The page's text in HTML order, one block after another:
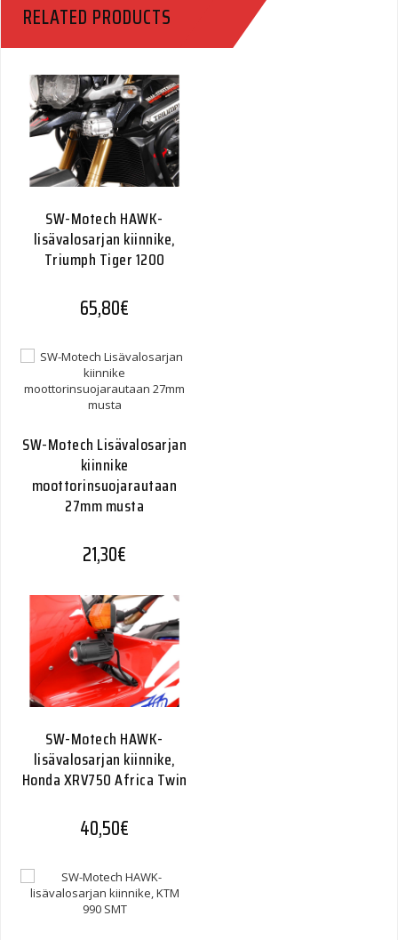
11-
RELATED PRODUCTS
SW-Motech HAWK-
lisävalosarjan kiinnike,
Triumph Tiger 1200
65,80€
SW-Motech Lisävalosarjan
kiinnike
moottorinsuojarautaan
27mm musta
21,30€
SW-Motech HAWK-
lisävalosarjan kiinnike,
Honda XRV750 Africa Twin
40,50€